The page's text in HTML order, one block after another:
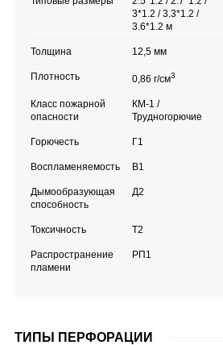
3*1.2 / 3.3*1.2 /
3.6*1.2 м
Толщина 12,5 мм
Плотность 0,86 г/см3
Класс пожарной
опасности
КМ-1 /
Трудногорючие
Горючесть Г1
Воспламеняемость В1
Дымообразующая
способность
Д2
Токсичность Т2
Распространение
пламени
РП1
ТИПЫ ПЕРФОРАЦИИ